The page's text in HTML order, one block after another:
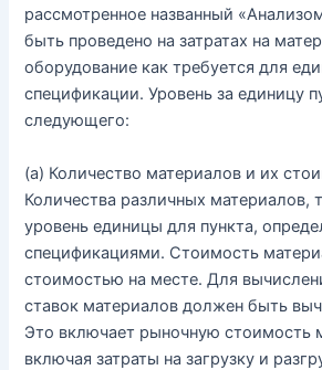
рассмотренное названный «
быть проведено на затратах на
оборудование как требуется для
спецификации.Уровень за единицу
следующего:
(a) Количество материалов и их
Количества различных материалов,
уровень единицы для пункта,
спецификациями. Стоимость
стоимостью на месте.Для
ставок материалов должен быть
Это включает рыночную стоимость
включая затраты на загрузку и